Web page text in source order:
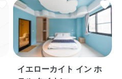
イエローカイト イン ホ